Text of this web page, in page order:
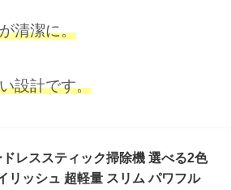
清潔に。
設計です。
レススティック掃除機 選べる2色
リッシュ 超軽量 スリム パワフル